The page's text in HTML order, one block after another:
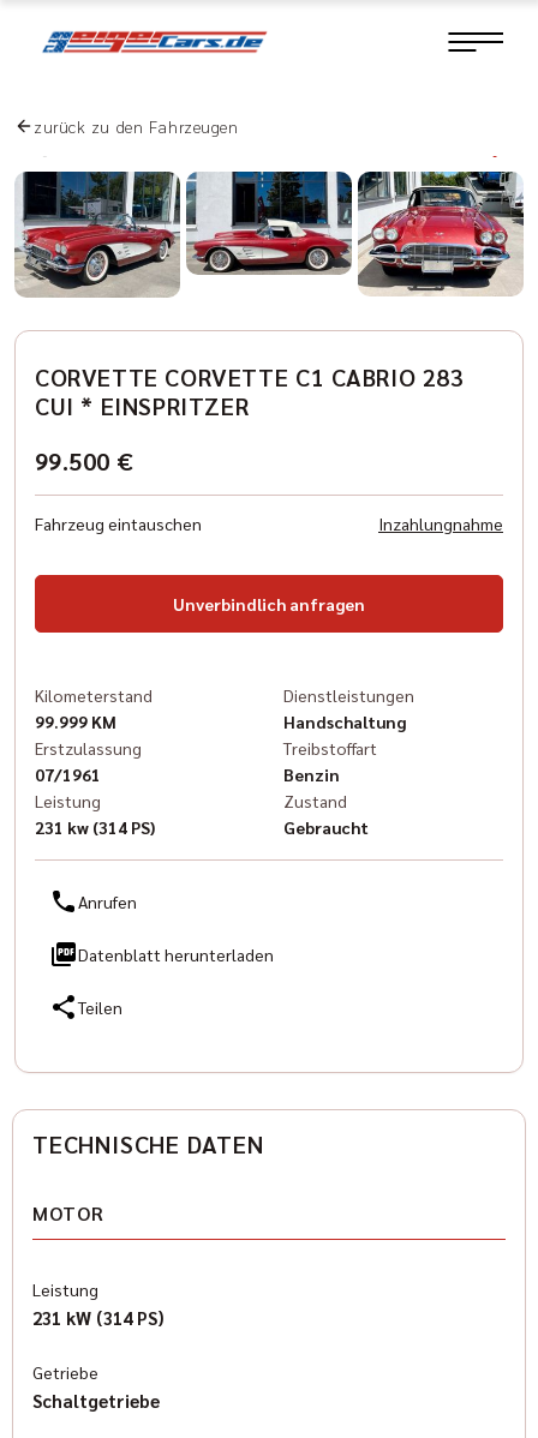
zurück zu den Fahrzeugen
CORVETTE CORVETTE C1 CABRIO 283
CUI * EINSPRITZER
99.500 €
Fahrzeug eintauschen Inzahlungnahme
Unverbindlich anfragen
Kilometerstand
99.999 KM
Erstzulassung
07/1961
Leistung
231 kw (314 PS)
Dienstleistungen
Handschaltung
Treibstoffart
Benzin
Zustand
Gebraucht
Anrufen
Datenblatt herunterladen
Teilen
TECHNISCHE DATEN
MOTOR
Leistung
231 kW (314 PS)
Getriebe
Schaltgetriebe